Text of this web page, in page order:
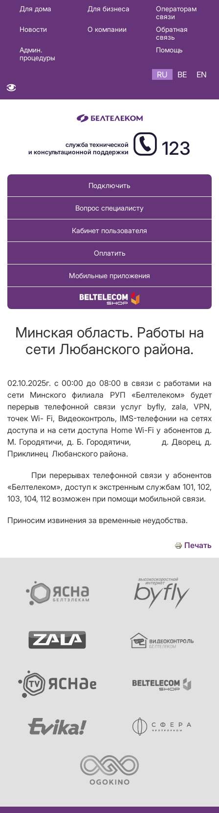
Основная
навигация
Для дома Для бизнеса
Операторам
связи
Новости
О компании
Обратная
связь
Админ.
процедуры
Помощь
RU BE EN
служба технической
и консультационной поддержки
123
Подключить
Вопрос специалисту
Кабинет пользователя
Оплатить
Мобильные приложения
Купить товар
Минская область. Работы на
сети Любанского района.
02.10.2025г. с 00:00 до 08:00 в связи с работами на
сети Минского филиала РУП «Белтелеком» будет
перерыв телефонной связи услуг byfly, zala, VPN,
точек Wi- Fi, Видеоконтроль, IMS-телефонии на сетях
доступа и на сети доступа Home Wi-Fi у абонентов д.
М. Городятичи, д. Б. Городятичи, д. Дворец, д.
Приклинец Любанского района.
При перерывах телефонной связи у абонентов
«Белтелеком», доступ к экстренным службам 101, 102,
103, 104, 112 возможен при помощи мобильной связи.
Приносим извинения за временные неудобства.
Печать